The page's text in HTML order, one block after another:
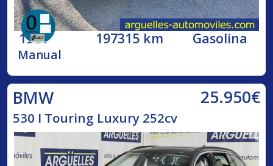
1991 197315 km Gasolina
Manual
BMW 25.950€
530 I Touring Luxury 252cv